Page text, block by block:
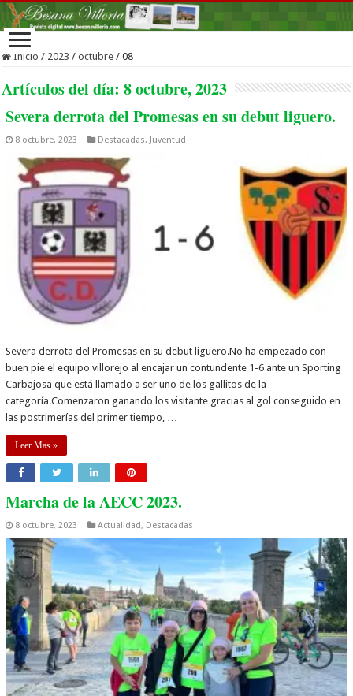
Inicio / 2023 / octubre / 08
Artículos del día:8 octubre, 2023
Severa derrota del Promesas en su debut liguero.
8 octubre, 2023 Destacadas, Juventud
Severa derrota del Promesas en su debut liguero.No ha empezado con
buen pie el equipo villorejo al encajar un contundente 1-6 ante un Sporting
Carbajosa que está llamado a ser uno de los gallitos de la
categoría.Comenzaron ganando los visitante gracias al gol conseguido en
las postrimerías del primer tiempo, …
Leer Mas »
Marcha de la AECC 2023.
8 octubre, 2023 Actualidad, Destacadas